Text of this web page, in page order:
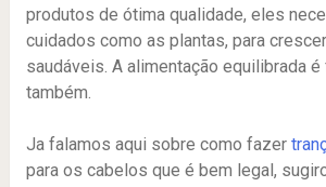
produtos de ótima qualidade, eles
cuidados como as plantas, para
saudáveis. A alimentação equilibrada é
também.
Ja falamos aqui sobre como fazer
para os cabelos que é bem legal,